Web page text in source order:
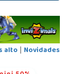
alto | Novidades